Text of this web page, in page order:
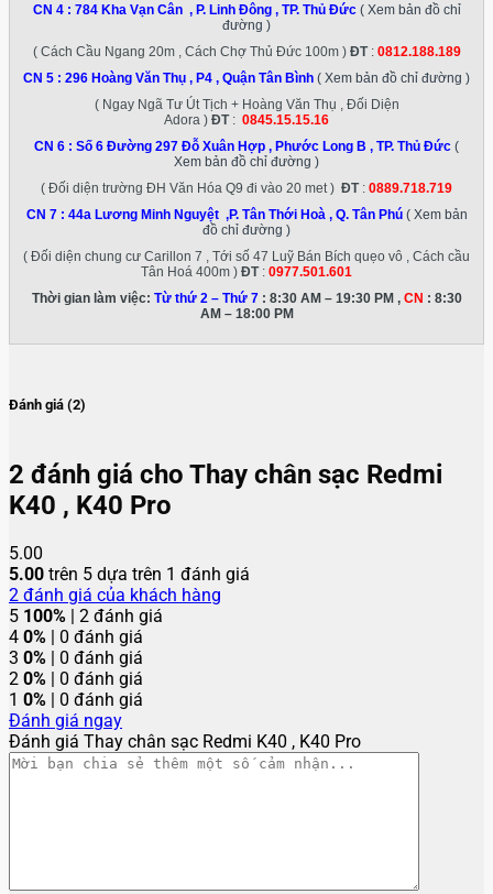
CN 4 : 784 Kha Vạn Cân , P. Linh Đông , TP. Thủ Đức( Xem bản đồ chỉ
đường )
( Cách Cầu Ngang 20m , Cách Chợ Thủ Đức 100m ) ĐT: 0812.188.189
CN 5 : 296 Hoàng Văn Thụ , P4 , Quận Tân Bình ( Xem bản đồ chỉ đường )
( Ngay Ngã Tư Út Tịch + Hoàng Văn Thụ , Đối Diện
Adora ) ĐT: 0845.15.15.16
CN 6 : Số 6 Đường 297 Đỗ Xuân Hợp , Phước Long B , TP. Thủ Đức (
Xem bản đồ chỉ đường )
( Đối diện trường ĐH Văn Hóa Q9 đi vào 20 met ) ĐT: 0889.718.719
CN 7 : 44a Lương Minh Nguyệt ,P. Tân Thới Hoà , Q. Tân Phú ( Xem bản
đồ chỉ đường )
( Đối diện chung cư Carillon 7 , Tới số 47 Luỹ Bán Bích quẹo vô , Cách cầu
Tân Hoá 400m ) ĐT: 0977.501.601
Thời gian làm việc: Từ thứ 2 – Thứ 7: 8:30 AM – 19:30 PM , CN : 8:30
AM – 18:00 PM
Đánh giá (2)
2 đánh giá cho Thay chân sạc Redmi
K40 , K40 Pro
5.00
5.00 trên 5 dựa trên 1 đánh giá
2 đánh giá của khách hàng
5 100% | 2 đánh giá
4 0% | 0 đánh giá
3 0% | 0 đánh giá
2 0% | 0 đánh giá
1 0% | 0 đánh giá
Đánh giá ngay
Đánh giá Thay chân sạc Redmi K40 , K40 Pro